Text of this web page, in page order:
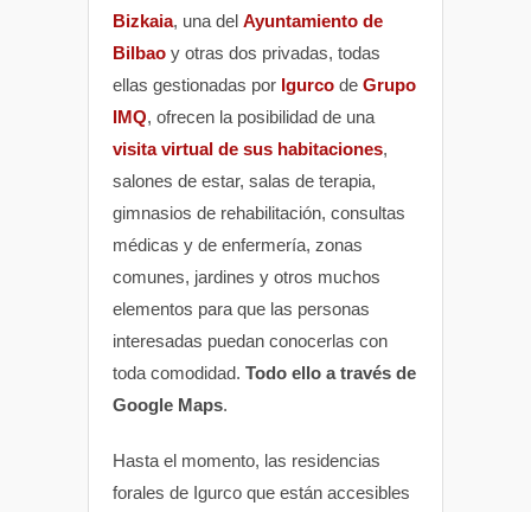
Bizkaia, una del Ayuntamiento de
Bilbao y otras dos privadas, todas
ellas gestionadas por Igurco de Grupo
IMQ, ofrecen la posibilidad de una
visita virtual de sus habitaciones,
salones de estar, salas de terapia,
gimnasios de rehabilitación, consultas
médicas y de enfermería, zonas
comunes, jardines y otros muchos
elementos para que las personas
interesadas puedan conocerlas con
toda comodidad. Todo ello a través de
Google Maps.
Hasta el momento, las residencias
forales de Igurco que están accesibles